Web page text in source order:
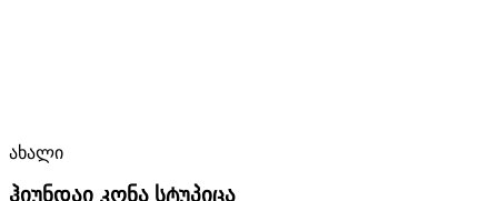
ახალი
ჰიუნდაი კონა სტუპიცა